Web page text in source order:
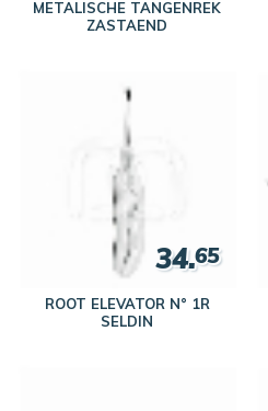
METALISCHE TANGENREK
ZASTAEND
ROOT ELEVATOR N° 1R
SELDIN
34.65